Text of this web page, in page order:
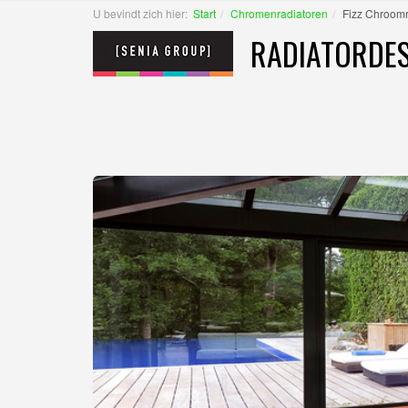
U bevindt zich hier: Start Chromenradiatoren Fizz